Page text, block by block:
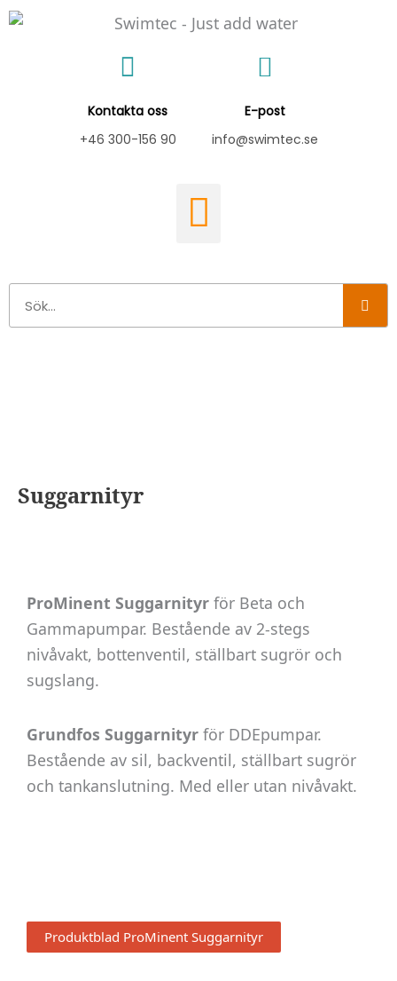
Hoppa
Kontakta oss
+46 300-156 90
E-post
info@swimtec.se
Suggarnityr
ProMinent Suggarnityr för Beta och
Gammapumpar. Bestående av 2-stegs
nivåvakt, bottenventil, ställbart sugrör och
sugslang.
Grundfos Suggarnityr för DDEpumpar.
Bestående av sil, backventil, ställbart sugrör
och tankanslutning. Med eller utan nivåvakt.
Produktblad ProMinent Suggarnityr